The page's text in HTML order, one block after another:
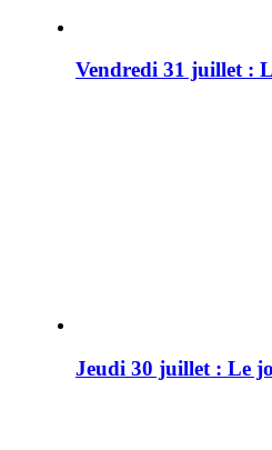
Vendredi 31 juillet :
Jeudi 30 juillet : Le